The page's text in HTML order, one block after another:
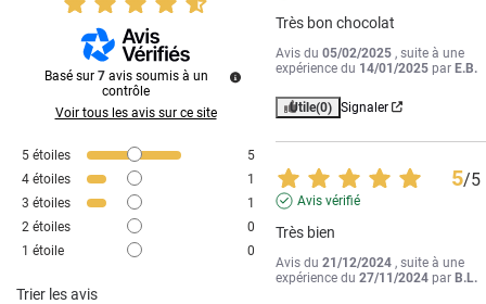
Basé sur 7 avis soumis à un
contrôle
Voir tous les avis sur ce site
5 étoiles
5
4 étoiles
1
3 étoiles
1
2 étoiles
0
1 étoile 0
Trier les avis
Très bon chocolat
Avis du05/02/2025 , suite à une
expérience du 14/01/2025 parE.B.
Utile(0) Signaler
5/5
Avis vérifié
Très bien
Avis du21/12/2024 , suite à une
expérience du27/11/2024 parB.L.